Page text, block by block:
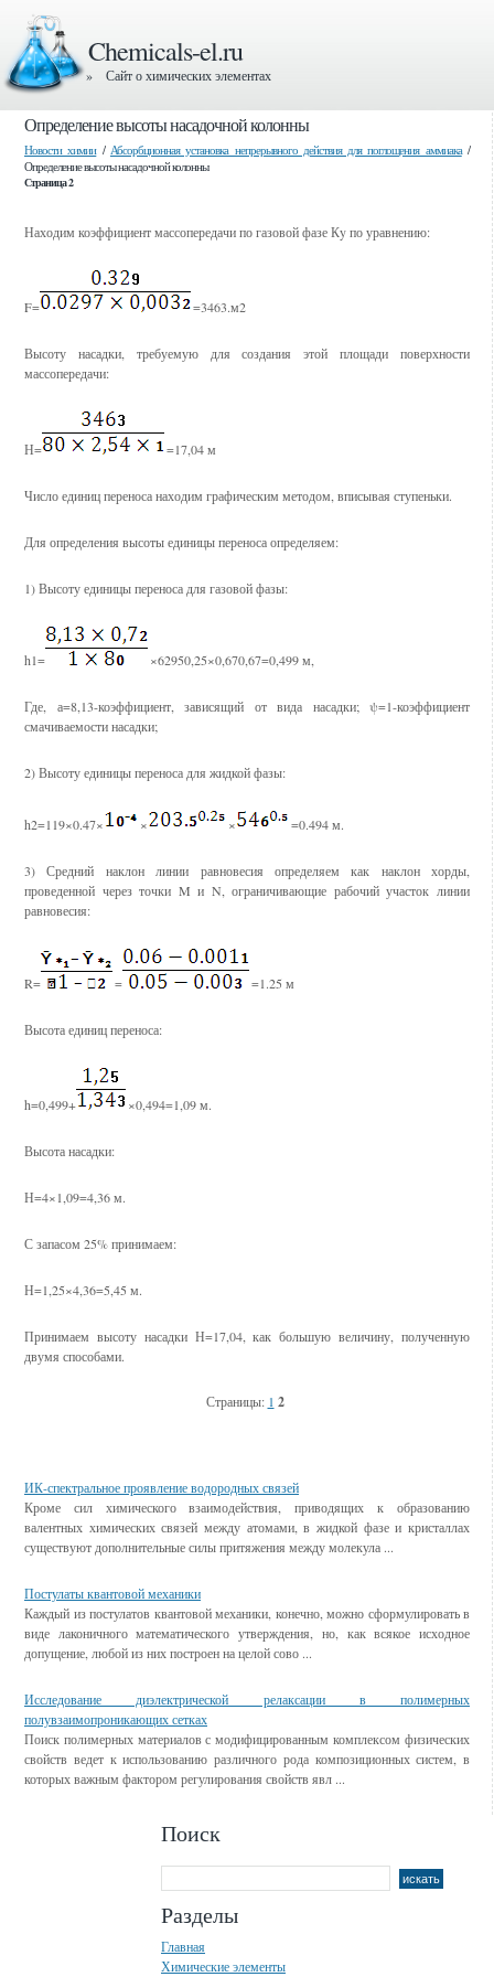
Chemicals-el.ru
» Сайт о химических элементах
Определение высоты насадочной колонны
Новости химии/ Абсорбционная установка непрерывного действия для поглощения аммиака/
Определение высоты насадочной колонны
Страница 2
Находим коэффициент массопередачи по газовой фазе Кy по уравнению:
F= =3463.м2
Высоту насадки, требуемую для создания этой площади поверхности
массопередачи:
Н= =17,04 м
Число единиц переноса находим графическим методом, вписывая ступеньки.
Для определения высоты единицы переноса определяем:
1) Высоту единицы переноса для газовой фазы:
h1= ×62950,25×0,670,67=0,499 м,
Где, а=8,13-коэффициент, зависящий от вида насадки; ψ=1-коэффициент
смачиваемости насадки;
2) Высоту единицы переноса для жидкой фазы:
h2=119×0.47× × × =0.494 м.
3) Средний наклон линии равновесия определяем как наклон хорды,
проведенной через точки M и N, ограничивающие рабочий участок линии
равновесия:
R= = =1.25 м
Высота единиц переноса:
h=0,499+ ×0,494=1,09 м.
Высота насадки:
Н=4×1,09=4,36 м.
С запасом 25% принимаем:
Н=1,25×4,36=5,45 м.
Принимаем высоту насадки Н=17,04, как большую величину, полученную
двумя способами.
Страницы: 1 2
ИК-спектральное проявление водородных связей
Кроме сил химического взаимодействия, приводящих к образованию
валентных химических связей между атомами, в жидкой фазе и кристаллах
существуют дополнительные силы притяжения между молекула ...
Постулаты квантовой механики
Каждый из постулатов квантовой механики, конечно, можно сформулировать в
виде лаконичного математического утверждения, но, как всякое исходное
допущение, любой из них построен на целой сово ...
Исследование диэлектрической релаксации в полимерных
полувзаимопроникающих сетках
Поиск полимерных материалов с модифицированным комплексом физических
свойств ведет к использованию различного рода композиционных систем, в
которых важным фактором регулирования свойств явл ...
Поиск
Разделы
Главная
Химические элементы